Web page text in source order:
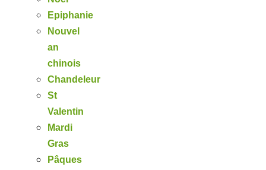
Epiphanie
Nouvel
an
chinois
Chandeleur
St
Valentin
Mardi
Gras
Pâques